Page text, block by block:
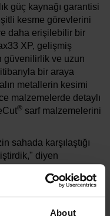
About
güç kaynağı garantisi
kesme görevlerini
daha erişilebilir bir
XP, gelişmiş
güvenilirlik ve uzun
bir araya
metallerin kesimi
malzemelerde detaylı
® sarf malzemelerini
sahada karşılaştığı
diyen
tasarlanmış kompakt
performans